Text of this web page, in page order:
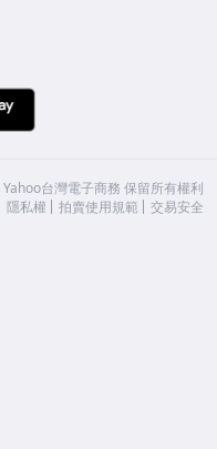
Yahoo台灣電子商務 保留所有權利
隱私權 拍賣使用規範 交易安全